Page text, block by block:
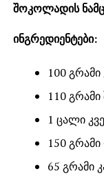
შოკოლადის
ინგრედიენტები:
100 გრამი
110 გრამი
1 ცალი
150
65 გრამი